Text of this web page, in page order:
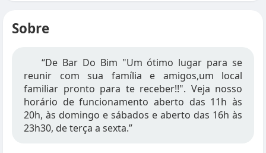
Sobre
“De Bar Do Bim "Um ótimo lugar para se
reunir com sua família e amigos,um local
familiar pronto para te receber!!". Veja nosso
horário de funcionamento aberto das 11h às
20h, às domingo e sábados e aberto das 16h às
23h30, de terça a sexta.”